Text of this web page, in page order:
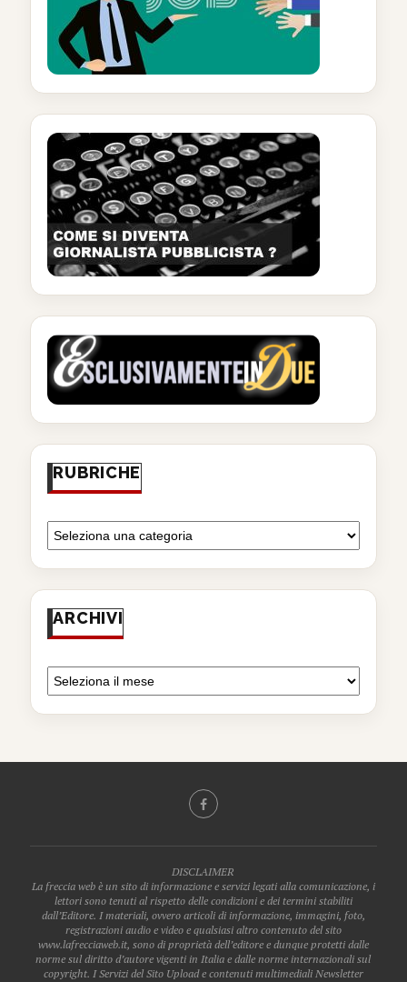
RUBRICHE
ARCHIVI
DISCLAIMER
La freccia web è un sito di informazione e servizi legati alla comunicazione, i
lettori sono tenuti al rispetto delle condizioni e dei termini stabiliti
dall’Editore. I materiali, ovvero articoli di informazione, immagini, foto,
registrazioni audio e video e qualsiasi altro contenuto del sito
www.lafrecciaweb.it, sono di proprietà dell’editore e dunque protetti dalle
norme sul diritto d’autore vigenti in Italia e dalle norme internazionali sul
copyright. I Servizi del Sito Upload e contenuti multimediali Newsletter